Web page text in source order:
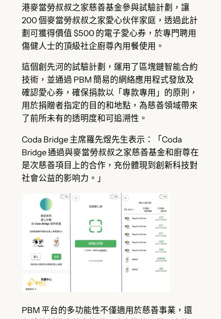
港麥當勞叔叔之家慈善基金參與試驗計劃，讓
200 個麥當勞叔叔之家愛心伙伴家庭，透過此計
劃可獲得價值 $500 的電子愛心券，於專門聘用
傷健人士的頂級社企廚尊內用餐使用。
這個創先河的試驗計劃，運用了區塊鏈智能合約
技術，並通過 PBM 簡易的網絡應用程式發放及
確認愛心券，確保捐款以「專款專用」的原則，
用於捐贈者指定的目的和地點，為慈善領域帶來
了前所未有的透明度和可追溯性。
Coda Bridge 主席羅先煜先生表示：「Coda
Bridge 通過與麥當勞叔叔之家慈善基金和廚尊在
是次慈善項目上的合作，充份體現到創新科技對
社會公益的影响力。」
PBM 平台的多功能性不僅適用於慈善事業，還